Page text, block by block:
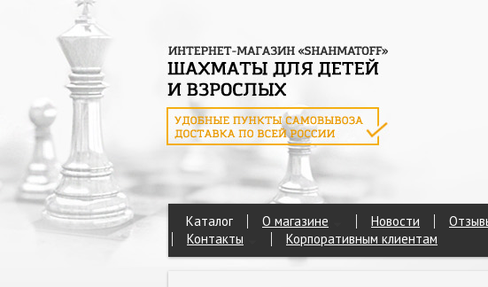
Каталог О магазине Новости
Контакты
Корпоративным клиентам